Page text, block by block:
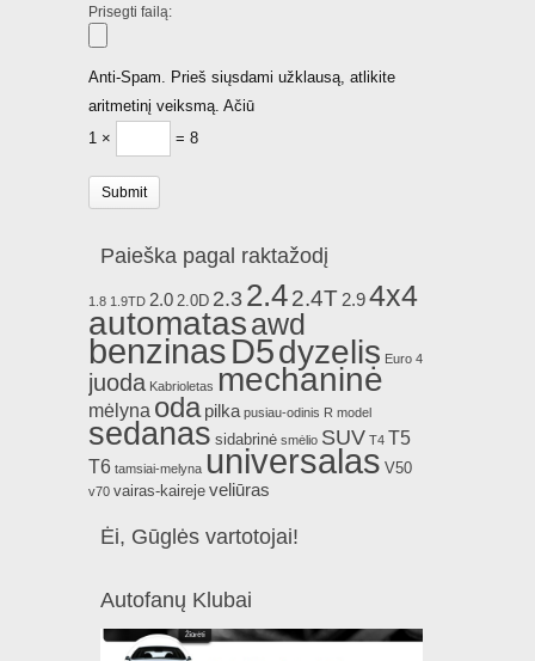
Prisegti failą:
Anti-Spam. Prieš siųsdami užklausą, atlikite
aritmetinį veiksmą. Ačiū
1 ×
= 8
Paieška pagal raktažodį
1.8 1.9TD 2.0 2.0D 2.3 2.42.4T 2.94x4
automatasawd
benzinasD5dyzelis Euro 4
juoda Kabrioletas mechaninė
mėlyna oda pilka pusiau-odinis R model
sedanas sidabrinė smėlio SUV T4 T5
T6 tamsiai-melyna universalas V50
v70 vairas-kaireje veliūras
Ėi, Gūglės vartotojai!
Autofanų Klubai